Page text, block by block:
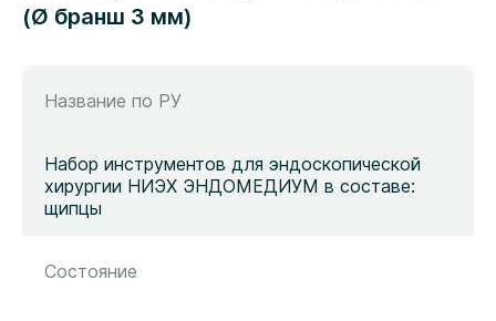
(Ø бранш 3 мм)
Название по РУ
Набор инструментов для эндоскопической
хирургии НИЭХ ЭНДОМЕДИУМ в составе:
щипцы
Состояние